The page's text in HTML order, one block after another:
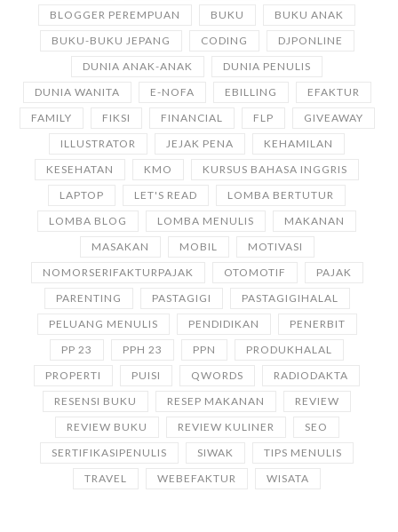
BLOGGER PEREMPUAN
BUKU
BUKU ANAK
BUKU-BUKU JEPANG
CODING
DJPONLINE
DUNIA ANAK-ANAK
DUNIA PENULIS
DUNIA WANITA
E-NOFA EBILLING
EFAKTUR
FAMILY
FIKSI FINANCIAL FLP
GIVEAWAY
ILLUSTRATOR
JEJAK PENA
KEHAMILAN
KESEHATAN
KMO
KURSUS BAHASA INGGRIS
LAPTOP
LET'S READ
LOMBA BERTUTUR
LOMBA BLOG
LOMBA MENULIS
MAKANAN
MASAKAN
MOBIL
MOTIVASI
NOMORSERIFAKTURPAJAK
OTOMOTIF
PAJAK
PARENTING
PASTAGIGI
PASTAGIGIHALAL
PELUANG MENULIS
PENDIDIKAN
PENERBIT
PP 23
PPH 23 PPN
PRODUKHALAL
PROPERTI
PUISI QWORDS
RADIODAKTA
RESENSI BUKU
RESEP MAKANAN
REVIEW
REVIEW BUKU
REVIEW KULINER
SEO
SERTIFIKASIPENULIS
SIWAK
TIPS MENULIS
TRAVEL
WEBEFAKTUR WISATA